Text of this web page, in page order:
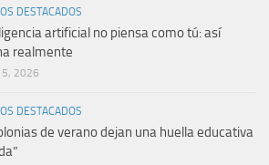
DESTACADOS
artificial no piensa como tú: así
realmente
5, 2026
DESTACADOS
de verano dejan una huella educativa